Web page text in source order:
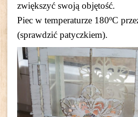
zwiększyć swoją objętość.
Piec w temperaturze 180ºC
(sprawdzić patyczkiem).